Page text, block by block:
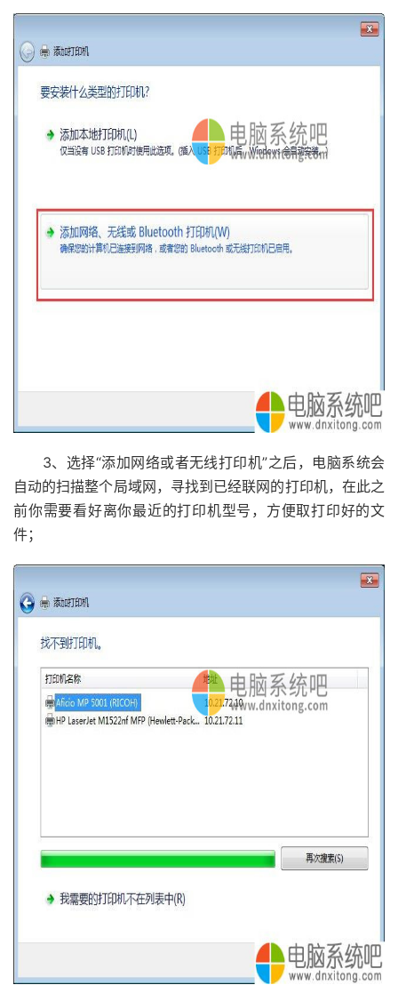
3、选择“添加网络或者无线打印机”之后，电脑系统会
自动的扫描整个局域网，寻找到已经联网的打印机，在此之
前你需要看好离你最近的打印机型号，方便取打印好的文
件；